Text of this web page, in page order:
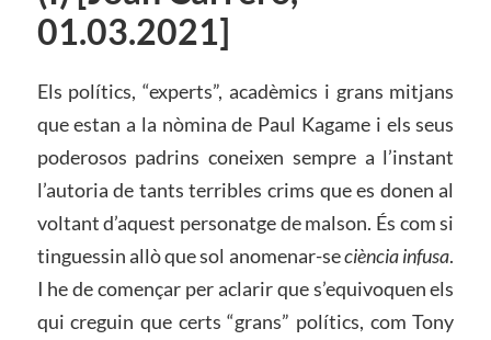
01.03.2021]
Els polítics, “experts”, acadèmics i grans mitjans
que estan a la nòmina de Paul Kagame i els seus
poderosos padrins coneixen sempre a l’instant
l’autoria de tants terribles crims que es donen al
voltant d’aquest personatge de malson. És com si
tinguessin allò que sol anomenar-seciència infusa.
I he de començar per aclarir que s’equivoquen els
qui creguin que certs “grans” polítics, com Tony